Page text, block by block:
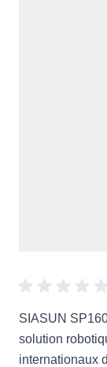
SIASUN
solution
internationaux